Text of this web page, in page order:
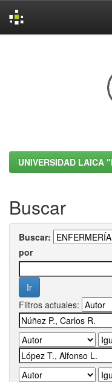
UNIVERSIDAD LAICA
Buscar
Buscar:
por
Filtros actuales: